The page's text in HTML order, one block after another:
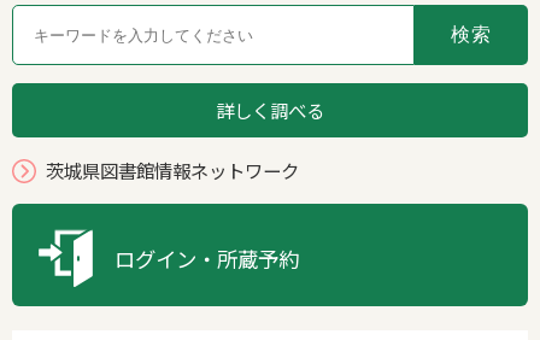
詳しく調べる
茨城県図書館情報ネットワーク
ログイン・所蔵予約